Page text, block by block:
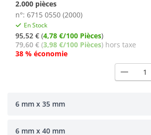
2.000 pièces
n°: 6715 0550 (2000)
En Stock
95,52 € (4,78 €/100 Pièces)
79,60 € (3,98 €/100 Pièces) hors taxe
38 % économie
remove
6 mm x 35 mm
6 mm x 40 mm